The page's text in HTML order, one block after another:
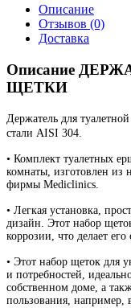
Описание
Отзывов (0)
Доставка
Описание
ЩЕТКИ
Держатель для
стали AISI 304.
• Комплект туалетных
комнаты, изготовлен
фирмы Mediclinics.
• Легкая установка,
дизайн. Этот набор
коррозии, что делает
• Этот набор щеток для
и потребностей,
собственном доме, а
пользования, например,